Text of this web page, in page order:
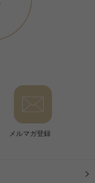
メルマガ登録